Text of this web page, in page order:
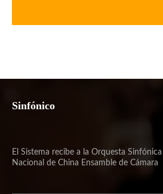
Sinfónico
El Sistema recibe a la Orquesta Sinfónica
Nacional de China Ensamble de Cámara